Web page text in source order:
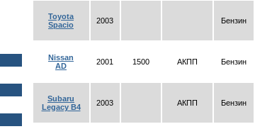
Toyota
Spacio
2003 Бензин
Nissan
AD
2001 1500 АКПП Бензин
Subaru
Legacy B4
2003 АКПП Бензин